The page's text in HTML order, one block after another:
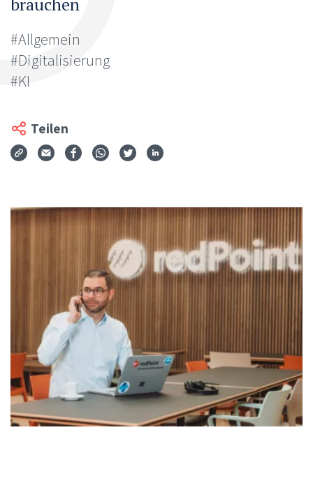
#Allgemein
#Digitalisierung
#KI
Teilen
Via Mail teilen
Auf Facebook teilen
Auf WhatsApp teilen
Auf Twitter teilen
Auf LinkedIn teilen